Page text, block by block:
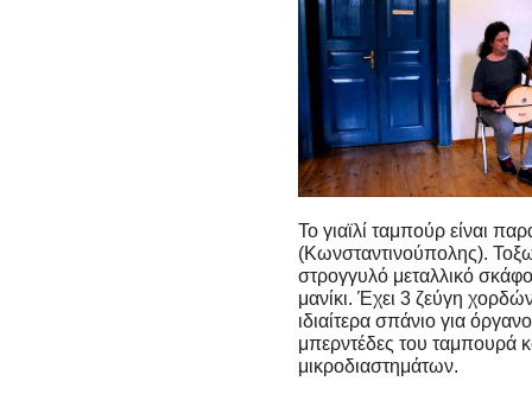
Το γιαϊλί ταμπούρ είναι
(Κωνσταντινούπολης).
στρογγυλό μεταλλικό
μανίκι. Έχει 3 ζεύγη
ιδιαίτερα σπάνιο για
μπερντέδες του ταμπουρά
μικροδιαστημάτων.